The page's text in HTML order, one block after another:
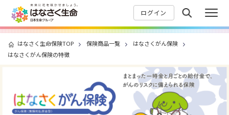
ログイン
はなさく生命保険TOP 保険商品一覧
はなさくがん保険
はなさくがん保険の特徴